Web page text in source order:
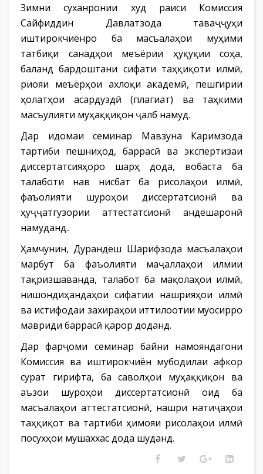
Зимни суханронии худ раиси Комиссия
Сайфиддин Давлатзода таваҷҷуҳи
иштирокчиёнро ба масъалаҳои муҳими
татбиқи санадҳои меъёрии ҳуқуқии соҳа,
баланд бардоштани сифати таҳқиқоти илмӣ,
риояи меъёрҳои ахлоқи академӣ, пешгирии
ҳолатҳои асардуздӣ (плагиат) ва таҳкими
масъулияти муҳаққиқон ҷалб намуд.
Дар идомаи семинар Мавзуна Каримзода
тартиби пешниҳод, баррасӣ ва экспертизаи
диссертатсияҳоро шарҳ дода, вобаста ба
талаботи нав нисбат ба рисолаҳои илмӣ,
фаъолияти шуроҳои диссертатсионӣ ва
ҳуҷҷатгузории аттестатсионӣ андешаронӣ
намуданд..
Ҳамчунин, Дурандеш Шарифзода масъалаҳои
марбут ба фаъолияти маҷаллаҳои илмии
тақризшаванда, талабот ба мақолаҳои илмӣ,
нишондиҳандаҳои сифатии нашрияҳои илмӣ
ва истифодаи захираҳои иттилоотии муосирро
мавриди баррасӣ қарор доданд.
Дар фарҷоми семинар байни намояндагони
Комиссия ва иштирокчиён мубодилаи афкор
сурат гирифта, ба саволҳои муҳаққиқон ва
аъзои шуроҳои диссертатсионӣ оид ба
масъалаҳои аттестатсионӣ, нашри натиҷаҳои
таҳқиқот ва тартиби ҳимояи рисолаҳои илмӣ
посухҳои мушаххас дода шуданд.